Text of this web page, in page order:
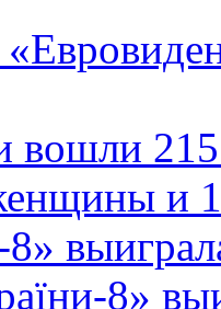
215
и
8»
8»